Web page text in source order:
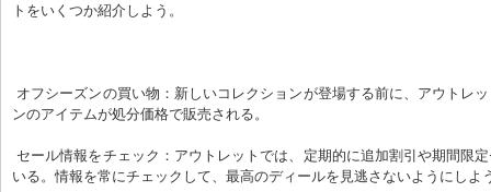
トをいくつか紹介しよう。
ンのアイテムが処分価格で販売される。
いる。情報を常にチェックして、最高のディールを見逃さないようにしよ